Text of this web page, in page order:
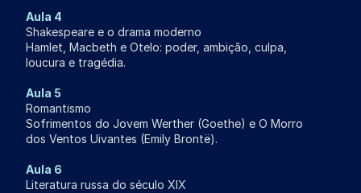
Aula 4
Shakespeare e o drama moderno
Hamlet, Macbeth e Otelo: poder, ambição, culpa,
loucura e tragédia.
Aula 5
Romantismo
Sofrimentos do Jovem Werther (Goethe) e O Morro
dos Ventos Uivantes (Emily Brontë).
Aula 6
Literatura russa do século XIX